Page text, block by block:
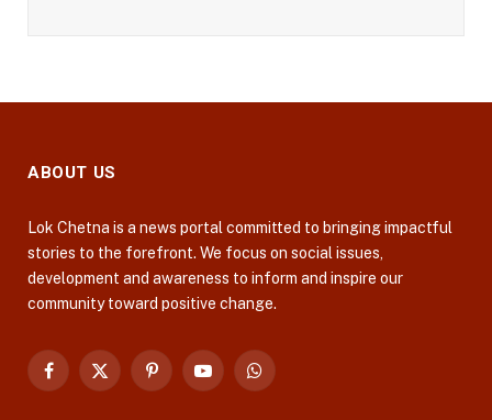
ABOUT US
Lok Chetna is a news portal committed to bringing impactful
stories to the forefront. We focus on social issues,
development and awareness to inform and inspire our
community toward positive change.
Facebook
X
PinterestYouTubeWhatsApp